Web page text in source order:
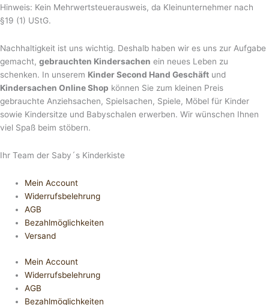
Hinweis: Kein Mehrwertsteuerausweis, da Kleinunternehmer nach
§19 (1) UStG.
Nachhaltigkeit ist uns wichtig. Deshalb haben wir es uns zur Aufgabe
gemacht, gebrauchten Kindersachen ein neues Leben zu
schenken. In unserem Kinder Second Hand Geschäft und
Kindersachen Online Shop können Sie zum kleinen Preis
gebrauchte Anziehsachen, Spiel­sachen, Spiele, Möbel für Kinder
sowie Kindersitze und Babyschalen erwerben. Wir wünschen Ihnen
viel Spaß beim stöbern.
Ihr Team der Saby´s Kinderkiste
Mein Account
Widerrufsbelehrung
AGB
Bezahlmöglichkeiten
Versand
Mein Account
Widerrufsbelehrung
AGB
Bezahlmöglichkeiten